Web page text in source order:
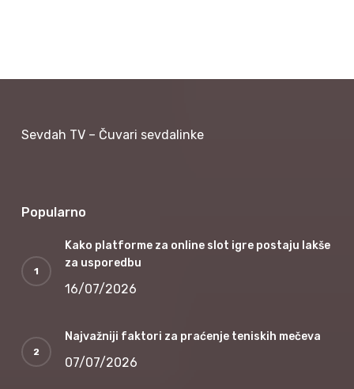
Sevdah TV – Čuvari sevdalinke
Popularno
Kako platforme za online slot igre postaju lakše
za usporedbu
16/07/2026
Najvažniji faktori za praćenje teniskih mečeva
07/07/2026